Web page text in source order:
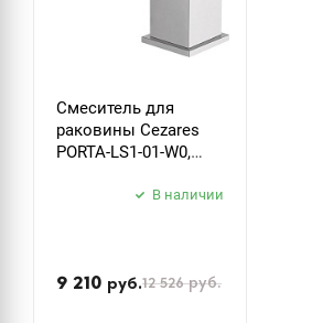
Смеситель для
раковины Cezares
PORTA-LS1-01-W0,
В наличии
9 210 руб.12 526руб.